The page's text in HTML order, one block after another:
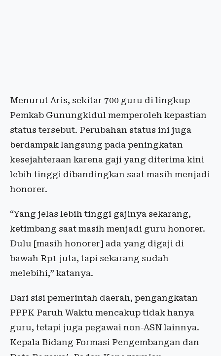
Menurut Aris, sekitar 700 guru di lingkup
Pemkab Gunungkidul memperoleh kepastian
status tersebut. Perubahan status ini juga
berdampak langsung pada peningkatan
kesejahteraan karena gaji yang diterima kini
lebih tinggi dibandingkan saat masih menjadi
honorer.
“Yang jelas lebih tinggi gajinya sekarang,
ketimbang saat masih menjadi guru honorer.
Dulu [masih honorer] ada yang digaji di
bawah Rp1 juta, tapi sekarang sudah
melebihi,” katanya.
Dari sisi pemerintah daerah, pengangkatan
PPPK Paruh Waktu mencakup tidak hanya
guru, tetapi juga pegawai non-ASN lainnya.
Kepala Bidang Formasi Pengembangan dan